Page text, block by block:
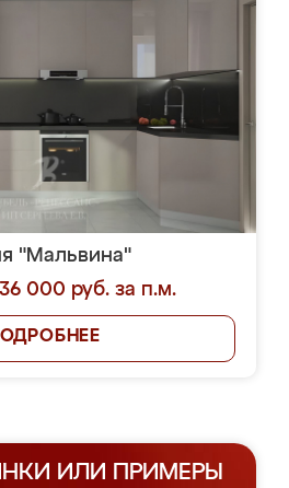
"Мальвина"
000 руб. за п.м.
ИЛИ ПРИМЕРЫ